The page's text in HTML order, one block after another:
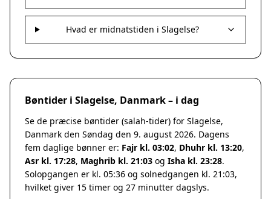
Hvad er midnatstiden i Slagelse?
Bøntider i Slagelse, Danmark – i dag
Se de præcise bøntider (salah-tider) for Slagelse,
Danmark den Søndag den 9. august 2026. Dagens
fem daglige bønner er: Fajr kl. 03:02, Dhuhr kl. 13:20,
Asr kl. 17:28, Maghrib kl. 21:03 og Isha kl. 23:28.
Solopgangen er kl. 05:36 og solnedgangen kl. 21:03,
hvilket giver 15 timer og 27 minutter dagslys.